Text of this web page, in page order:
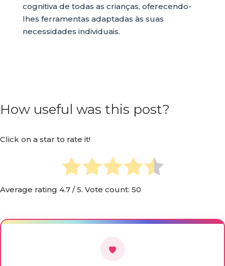
cognitiva de todas as crianças, oferecendo-
lhes ferramentas adaptadas às suas
necessidades individuais.
How useful was this post?
Click on a star to rate it!
Average rating 4.7 / 5. Vote count: 50